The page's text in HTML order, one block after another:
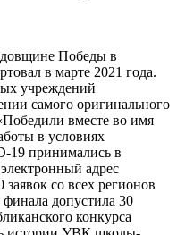
Победы в
в марте 2021 года.
учреждений
самого оригинального
вместе во имя
в условиях
19 принимались в
адрес
со всех регионов
допустила 30
конкурса